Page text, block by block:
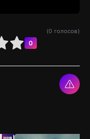
(0 голосов)
0